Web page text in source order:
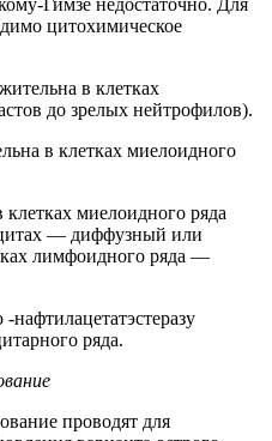
Гимзе недостаточно. Для
цитохимическое
в клетках
до зрелых нейтрофилов).
в клетках миелоидного
миелоидного ряда
— диффузный или
лимфоидного ряда —
ряда.
проводят для